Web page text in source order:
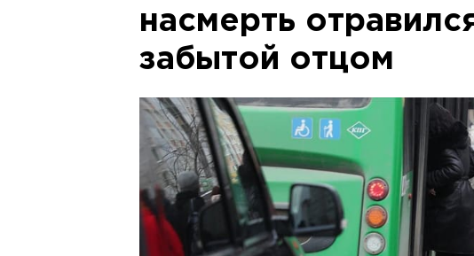
насмерть
забытой отцом